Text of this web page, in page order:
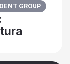
GROUP